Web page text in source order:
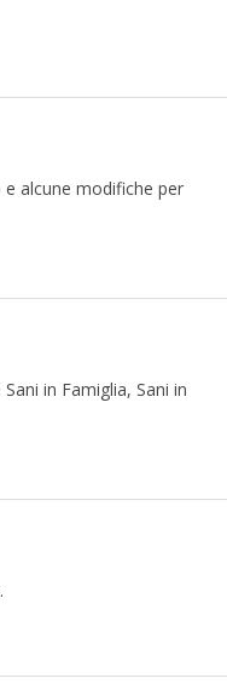
alcune modifiche per
in Famiglia, Sani in